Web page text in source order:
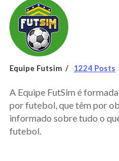
Equipe Futsim 1224 Posts
A Equipe FutSim é
por futebol, que têm por
informado sobre tudo o
futebol.